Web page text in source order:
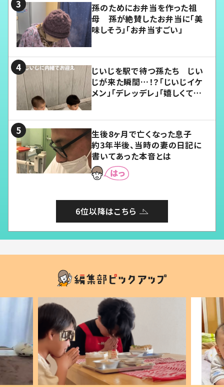
孫のためにお弁当を作った祖
母 孫が絶賛したお弁当に「美
味しそう」「お弁当すごい」
じいじを駅で待つ孫たち じい
じが来た瞬間…！？「じいじイケ
メン」「デレッデレ」「嬉しくて可
生後8ヶ月で亡くなった息子
約3年半後、当時の妻の日記に
書いてあった本音とは
6位以降はこちら